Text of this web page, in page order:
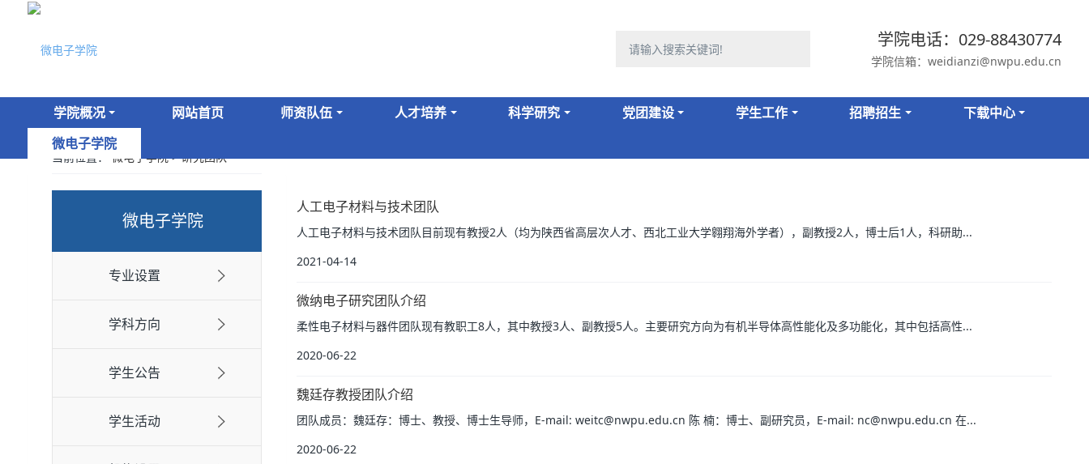
学院电话：029-88430774
学院信箱：weidianzi@nwpu.edu.cn
学院概况 网站首页 师资队伍 人才培养 科学研究 党团建设 学生工作 招聘招生
下载中心
微电子学院
当前位置： 微电子学院>研究团队
微电子学院
专业设置
学科方向
学生公告
学生活动
人工电子材料与技术团队
人工电子材料与技术团队目前现有教授2人（均为陕西省高层次人才、西北工业大学翱翔海外学者），副教授2人，博士后1人，科研助...
2021-04-14
微纳电子研究团队介绍
柔性电子材料与器件团队现有教职工8人，其中教授3人、副教授5人。主要研究方向为有机半导体高性能化及多功能化，其中包括高性...
2020-06-22
魏廷存教授团队介绍
团队成员：魏廷存：博士、教授、博士生导师，E-mail: weitc@nwpu.edu.cn 陈 楠：博士、副研究员，E-mail: nc@nwpu.edu.cn 在...
2020-06-22